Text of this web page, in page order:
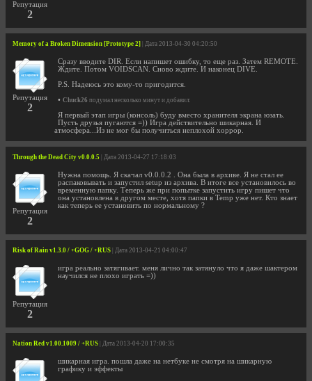
Репутация
2
Memory of a Broken Dimension [Prototype 2] | Дата 2013-04-30 04:20:50
Репутация
2
Сразу вводите DIR. Если напишет ошибку, то еще раз. Затем REMOTE.
Ждите. Потом VOIDSCAN. Сново ждите. И наконец DIVE.
P.S. Надеюсь это кому-то пригодится.
• Chuck26 подумал несколько минут и добавил:
Я первый этап игры (консоль) буду вместо хранителя экрана юзать.
Пусть друзья пугаются =)) Игра действительно шикарная. И
атмосфера...Из не мог бы получиться неплохой хоррор.
Through the Dead City v0.0.0.5 | Дата 2013-04-27 17:18:03
Репутация
2
Нужна помощь. Я скачал v0.0.0.2 . Она была в архиве. Я не стал ее
распаковывать и запустил setup из архива. В итоге все установилось во
временную папку. Теперь же при попытке запустить игру пишет что
она установлена в другом месте, хотя папки в Temp уже нет. Кто знает
как теперь ее установить по нормальному ?
Risk of Rain v1.3.0 / +GOG / +RUS | Дата 2013-04-21 04:00:47
Репутация
2
игра реально затягивает. меня лично так затянуло что я даже шактером
научился не плохо играть =))
Nation Red v1.00.1009 / +RUS | Дата 2013-04-20 17:00:35
шикарная игра. пошла даже на нетбуке не смотря на шикарную
графику и эффекты